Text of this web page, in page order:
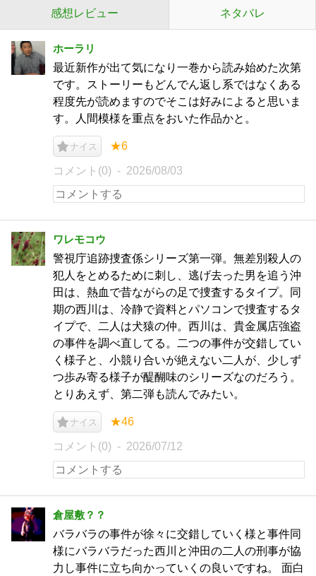
感想レビュー ネタバレ
ホーラリ
最近新作が出て気になり一巻から読み始めた次第
です。ストーリーもどんでん返し系ではなくある
程度先が読めますのでそこは好みによると思いま
す。人間模様を重点をおいた作品かと。
ナイス ★6
コメント(0) 2026/08/03
ワレモコウ
警視庁追跡捜査係シリーズ第一弾。無差別殺人の
犯人をとめるために刺し、逃げ去った男を追う沖
田は、熱血で昔ながらの足で捜査するタイプ。同
期の西川は、冷静で資料とパソコンで捜査するタ
イプで、二人は犬猿の仲。西川は、貴金属店強盗
の事件を調べ直してる。二つの事件が交錯してい
く様子と、小競り合いが絶えない二人が、少しず
つ歩み寄る様子が醍醐味のシリーズなのだろう。
とりあえず、第二弾も読んでみたい。
ナイス ★46
コメント(0) 2026/07/12
倉屋敷？？
バラバラの事件が徐々に交錯していく様と事件同
様にバラバラだった西川と沖田の二人の刑事が協
力し事件に立ち向かっていくの良いですね。 面白